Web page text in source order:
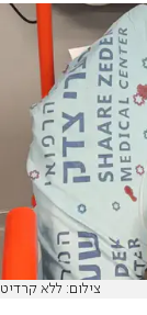
צילום: ללא קרדיט